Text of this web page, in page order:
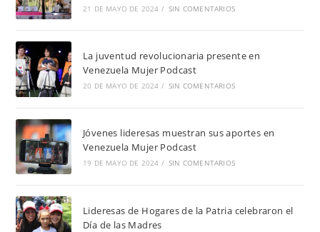
21 DE MAYO DE 2024 / SIN COMENTARIOS
La juventud revolucionaria presente en
Venezuela Mujer Podcast
20 DE MAYO DE 2024 / SIN COMENTARIOS
Jóvenes lideresas muestran sus aportes en
Venezuela Mujer Podcast
19 DE MAYO DE 2024 / SIN COMENTARIOS
Lideresas de Hogares de la Patria celebraron el
Día de las Madres